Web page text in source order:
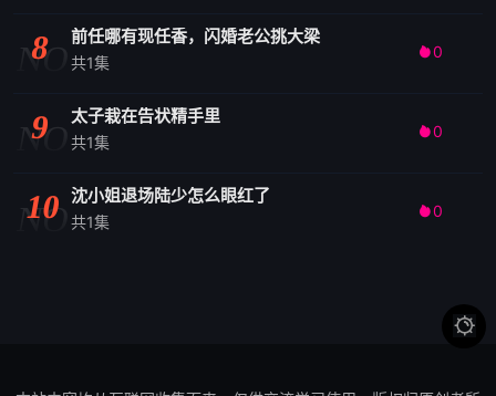
NO
8 前任哪有现任香，闪婚老公挑大梁
共1集
0
NO
9 太子栽在告状精手里
共1集
0
NO
10 沈小姐退场陆少怎么眼红了
共1集
0
